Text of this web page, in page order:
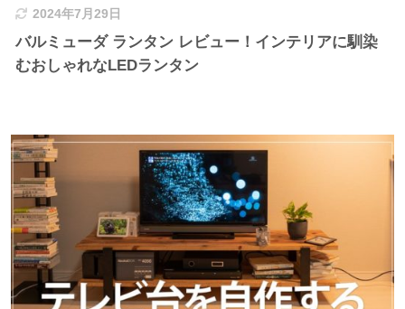
2024年7月29日
バルミューダ ランタン レビュー！インテリアに馴染
むおしゃれなLEDランタン